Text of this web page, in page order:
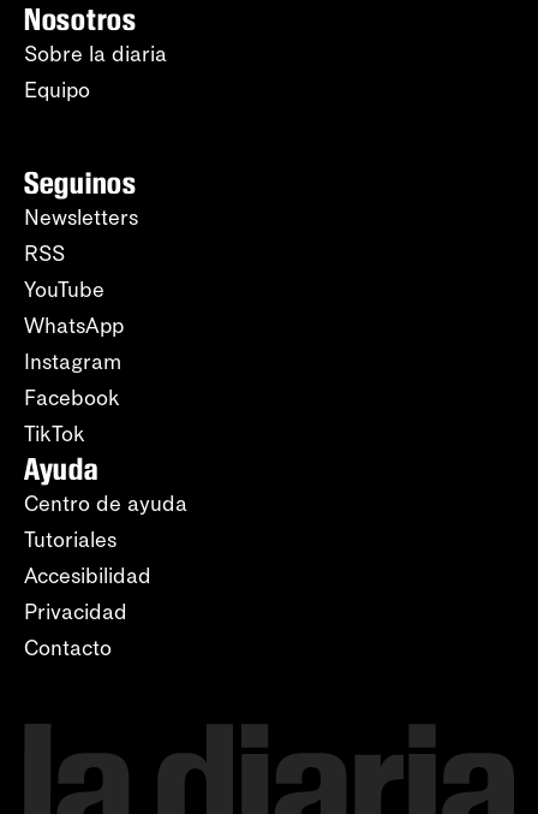
Nosotros
Sobre la diaria
Equipo
Seguinos
Newsletters
RSS
YouTube
WhatsApp
Instagram
Facebook
TikTok
Ayuda
Centro de ayuda
Tutoriales
Accesibilidad
Privacidad
Contacto